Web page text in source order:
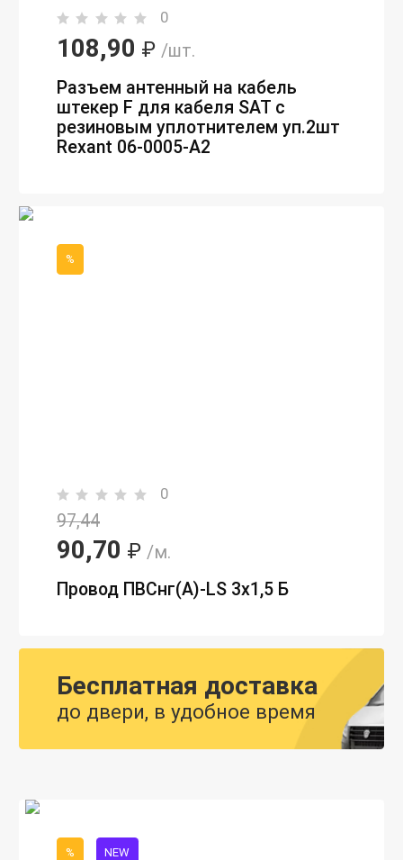
0
108,90 ₽ /шт.
Разъем антенный на кабель
штекер F для кабеля SAT с
резиновым уплотнителем уп.2шт
Rexant 06-0005-A2
%
0
97,44
90,70 ₽ /м.
Провод ПВСнг(А)-LS 3х1,5 Б
% NEW
Бесплатная доставка
до двери, в удобное время